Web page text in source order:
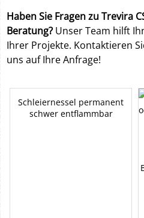
Haben Sie Fragen zu Trevira
Beratung? Unser Team hilft
Ihrer Projekte. Kontaktieren
uns auf Ihre Anfrage!
Schleiernessel permanent
schwer entflammbar